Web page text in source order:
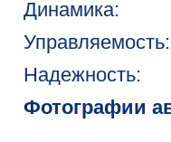
Динамика:
Управляемость:
Надежность:
Фотографии